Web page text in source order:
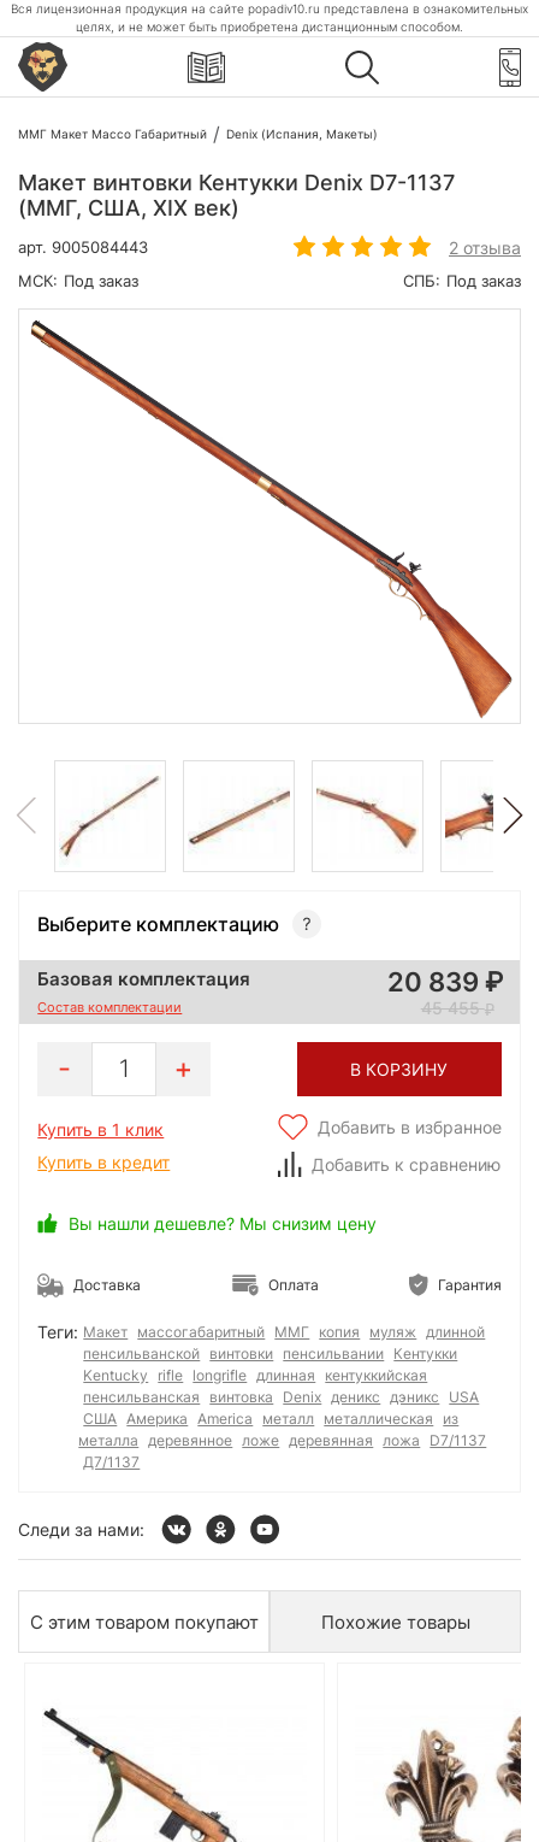
Вся лицензионная продукция на сайте popadiv10.ru представлена в ознакомительных
целях, и не может быть приобретена дистанционным способом.
ММГ Макет Массо Габаритный Denix (Испания, Макеты)
Макет винтовки Кентукки Denix D7-1137
(ММГ, США, XIX век)
арт. 9005084443 2 отзыва
МСК: Под заказ СПБ: Под заказ
Выберите комплектацию
Базовая комплектация
Состав комплектации
20 839
45 455
1 В КОРЗИНУ
Купить в 1 клик
Купить в кредит
Добавить в избранное
Добавить к сравнению
Вы нашли дешевле? Мы снизим цену
Доставка Оплата Гарантия
Теги: Макет массогабаритный ММГ копия муляж
длинной
пенсильванской винтовки пенсильвании Кентукки
Kentucky
rifle longrifle длинная
кентуккийская
пенсильванская
винтовка Denix деникс дэникс
USA
США Америка America металл металлическая
из
металла
деревянное ложе деревянная ложа
D7/1137
Д7/1137
Следи за нами:
С этим товаром покупают Похожие товары